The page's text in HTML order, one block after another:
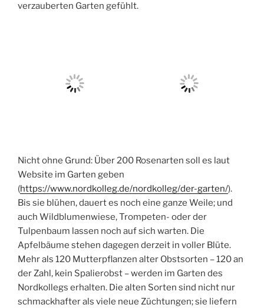
verzauberten Garten gefühlt.
Nicht ohne Grund: Über 200 Rosenarten soll es laut
Website im Garten geben
(https://www.nordkolleg.de/nordkolleg/der-garten/).
Bis sie blühen, dauert es noch eine ganze Weile; und
auch Wildblumenwiese, Trompeten- oder der
Tulpenbaum lassen noch auf sich warten. Die
Apfelbäume stehen dagegen derzeit in voller Blüte.
Mehr als 120 Mutterpflanzen alter Obstsorten – 120 an
der Zahl, kein Spalierobst – werden im Garten des
Nordkollegs erhalten. Die alten Sorten sind nicht nur
schmackhafter als viele neue Züchtungen; sie liefern